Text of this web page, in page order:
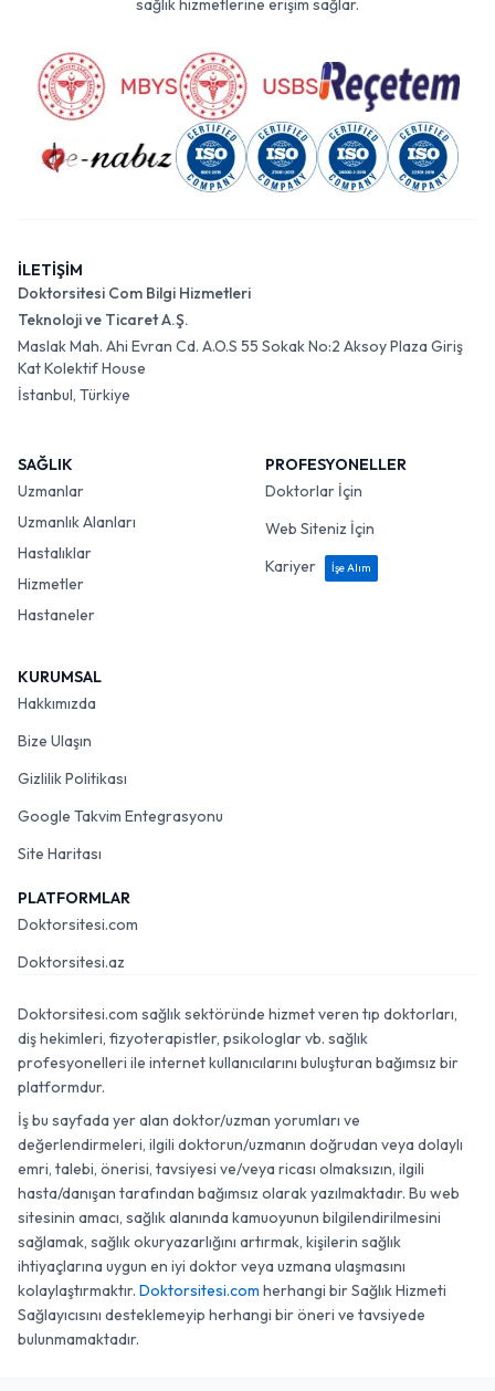
sağlık hizmetlerine erişim sağlar.
İLETİŞİM
Doktorsitesi Com Bilgi Hizmetleri
Teknoloji ve Ticaret A.Ş.
Maslak Mah. Ahi Evran Cd. A.O.S 55 Sokak No:2 Aksoy Plaza Giriş
Kat Kolektif House
İstanbul, Türkiye
SAĞLIK
Uzmanlar
Uzmanlık Alanları
Hastalıklar
Hizmetler
Hastaneler
PROFESYONELLER
Doktorlar İçin
Web Siteniz İçin
Kariyer
İşe Alım
KURUMSAL
Hakkımızda
Bize Ulaşın
Gizlilik Politikası
Google Takvim Entegrasyonu
Site Haritası
PLATFORMLAR
Doktorsitesi.com
Doktorsitesi.az
Doktorsitesi.com sağlık sektöründe hizmet veren tıp doktorları,
diş hekimleri, fizyoterapistler, psikologlar vb. sağlık
profesyonelleri ile internet kullanıcılarını buluşturan bağımsız bir
platformdur.
İş bu sayfada yer alan doktor/uzman yorumları ve
değerlendirmeleri, ilgili doktorun/uzmanın doğrudan veya dolaylı
emri, talebi, önerisi, tavsiyesi ve/veya ricası olmaksızın, ilgili
hasta/danışan tarafından bağımsız olarak yazılmaktadır. Bu web
sitesinin amacı, sağlık alanında kamuoyunun bilgilendirilmesini
sağlamak, sağlık okuryazarlığını artırmak, kişilerin sağlık
ihtiyaçlarına uygun en iyi doktor veya uzmana ulaşmasını
kolaylaştırmaktır. Doktorsitesi.com herhangi bir Sağlık Hizmeti
Sağlayıcısını desteklemeyip herhangi bir öneri ve tavsiyede
bulunmamaktadır.